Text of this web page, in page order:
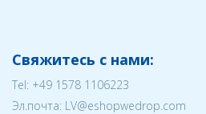
Свяжитесь с нами:
Tel: +49 1578 1106223
Эл.почта: LV@eshopwedrop.com